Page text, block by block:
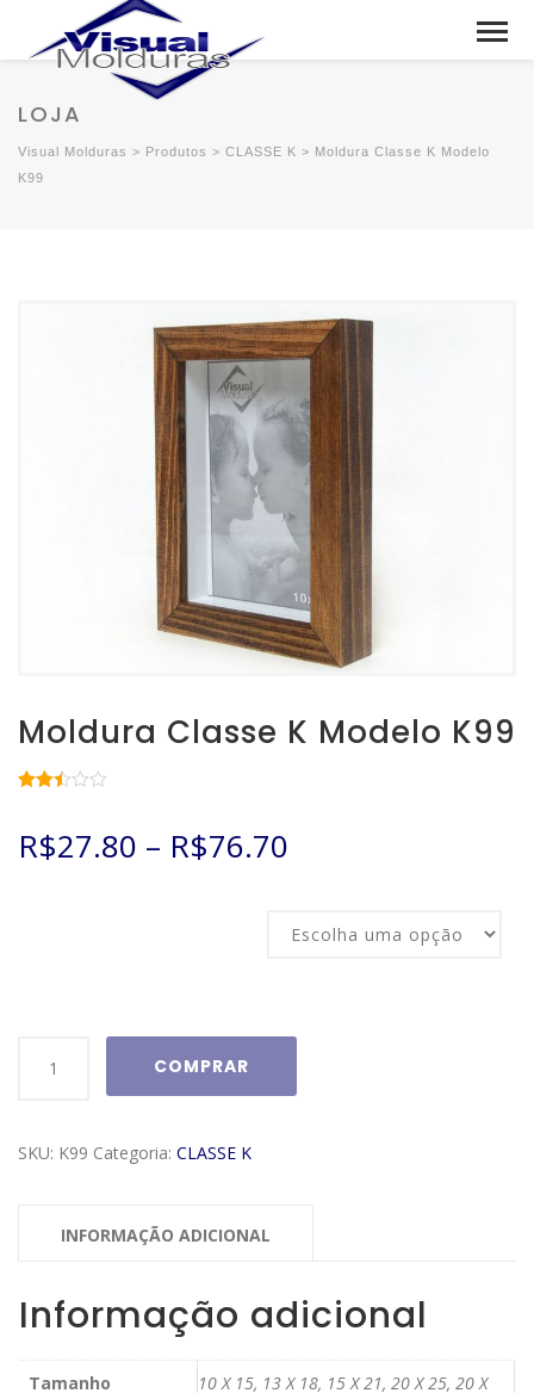
LOJA
Visual Molduras > Produtos > CLASSE K > Moldura Classe K Modelo
K99
Moldura Classe K Modelo K99
2.47
de 5,
R$27.80 – R$76.70
Modelo
COMPRAR
SKU: K99 Categoria: CLASSE K
INFORMAÇÃO ADICIONAL
Informação adicional
Tamanho
10 X 15, 13 X 18, 15 X 21, 20 X 25, 20 X